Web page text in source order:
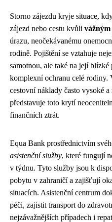
Storno zájezdu kryje situace,
zájezd nebo cestu kvůli
úrazu, neočekávanému
rodině. Pojištění se vztahuje
samotnou, ale také na její
komplexní ochranu celé rodiny.
cestovní náklady často vysoké
představuje toto krytí
finančních ztrát.
Equa Bank prostřednictvím
asistenční služby, které fungují
v týdnu. Tyto služby jsou k
pobytu v zahraničí a zajišťují
situacích. Asistenční centrum
péči, zajistit transport do
nejzávažnějších případech i